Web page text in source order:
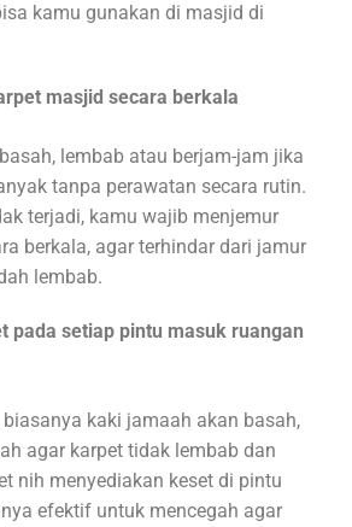
kamu gunakan di masjid di
masjid secara berkala
lembab atau berjam-jam jika
tanpa perawatan secara rutin.
terjadi, kamu wajib menjemur
berkala, agar terhindar dari jamur
lembab.
pada setiap pintu masuk ruangan
kaki jamaah akan basah,
agar karpet tidak lembab dan
nih menyediakan keset di pintu
efektif untuk mencegah agar